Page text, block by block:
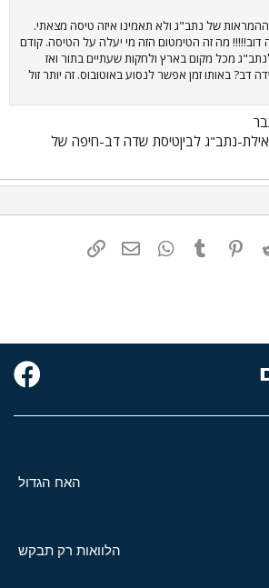
של נתב"ג ולא תאמינו איזה טיסה מצאתי.
מה זה הטימטום הזה מי יעלה על הטיסה. קודם
מכל מקום בארץ ולחקות שעתיים בתור ואז
דב? באותו זמן אפשר לנסוע באוטובוס. זה יותר זול
אילת-נתב"ג לביןטיסת שדה דב-חיפה של
Reddit
Pinterest
Tumblr
WhatsAppדואר אלקטרוני
האח הגדול
הלוואות רק תבקש